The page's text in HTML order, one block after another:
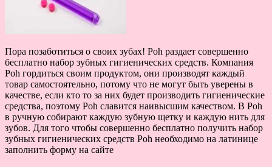
Пора позаботиться о своих зубах! Poh раздает совершенно
бесплатно набор зубных гигиенических средств. Компания
Poh гордиться своим продуктом, они производят каждый
товар самостоятельно, потому что не могут быть уверены в
качестве, если кто то за них будет производить гигиенические
средства, поэтому Poh славится наивысшим качеством. В Poh
в ручную собирают каждую зубную щетку и каждую нить для
зубов. Для того чтобы совершенно бесплатно получить набор
зубных гигиенических средств Poh необходимо на латинице
заполнить форму на сайте